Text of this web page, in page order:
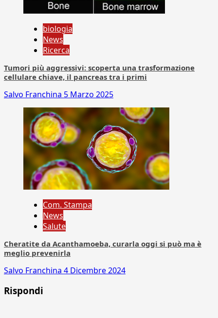
biologia
News
Ricerca
Tumori più aggressivi: scoperta una trasformazione
cellulare chiave, il pancreas tra i primi
Salvo Franchina 5 Marzo 2025
Com. Stampa
News
Salute
Cheratite da Acanthamoeba, curarla oggi si può ma è
meglio prevenirla
Salvo Franchina 4 Dicembre 2024
Rispondi